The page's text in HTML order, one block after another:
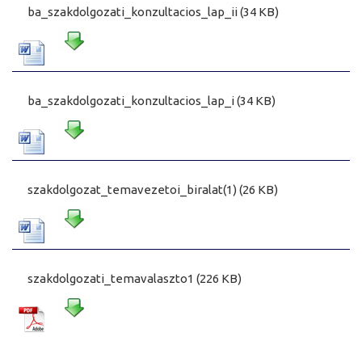
ba_szakdolgozati_konzultacios_lap_ii (34 KB)
ba_szakdolgozati_konzultacios_lap_i (34 KB)
szakdolgozat_temavezetoi_biralat(1) (26 KB)
szakdolgozati_temavalaszto1 (226 KB)